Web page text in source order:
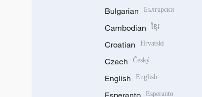
Bulgarian Български
Cambodian ខ្មែរ
Croatian Hrvatski
Czech Český
English English
Esperanto